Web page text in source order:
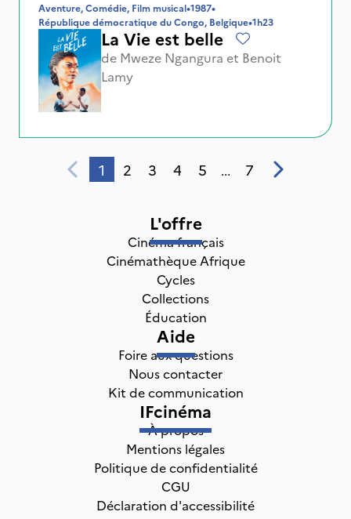
Aventure, Comédie, Film musical•1987•
République démocratique du Congo, Belgique•1h23
La Vie est belle
de Mweze Ngangura et Benoit
Lamy
1 2 3 4 5 ... 7
L'offre
Cinéma français
Cinémathèque Afrique
Cycles
Collections
Éducation
Aide
Foire aux questions
Nous contacter
Kit de communication
IFcinéma
À propos
Mentions légales
Politique de confidentialité
CGU
Déclaration d'accessibilité